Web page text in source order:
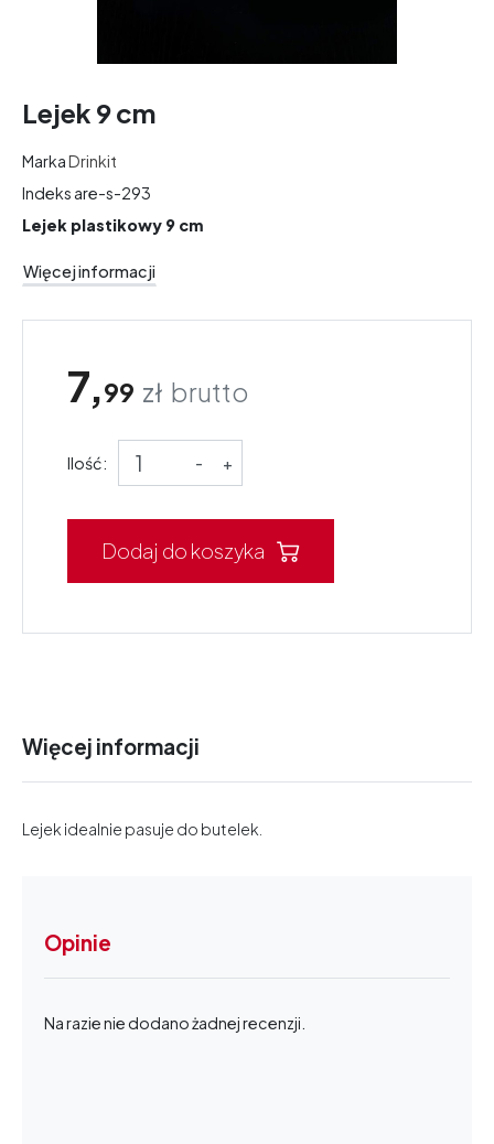
Lejek 9 cm
MarkaDrinkit
Indeks are-s-293
Lejek plastikowy 9 cm
Więcej informacji
7,99 zł brutto
Ilość: - +
Dodaj do koszyka
Więcej informacji
Lejek idealnie pasuje do butelek.
Opinie
Na razie nie dodano żadnej recenzji.